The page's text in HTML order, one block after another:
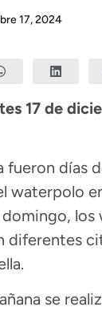
17, 2024
17 de
fueron días
waterpolo
los
diferentes
se